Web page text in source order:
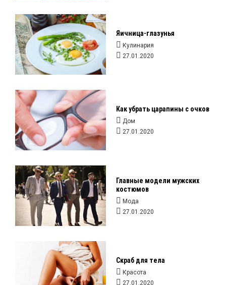
Яичница-глазунья
Кулинария
27.01.2020
Как убрать царапины с очков
Дом
27.01.2020
Главные модели мужских
костюмов
Мода
27.01.2020
Скраб для тела
Красота
27.01.2020